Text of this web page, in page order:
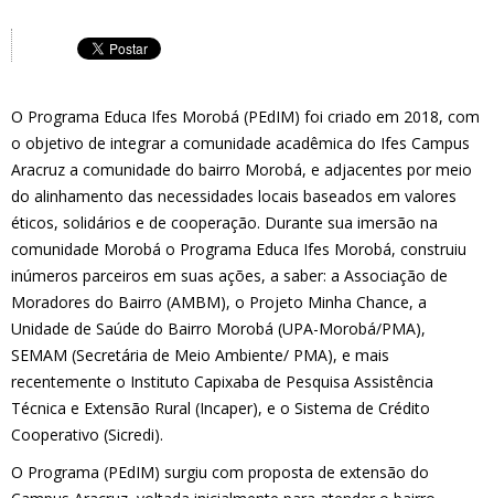
O Programa Educa Ifes Morobá (PEdIM) foi criado em 2018, com
o objetivo de integrar a comunidade acadêmica do Ifes Campus
Aracruz a comunidade do bairro Morobá, e adjacentes por meio
do alinhamento das necessidades locais baseados em valores
éticos, solidários e de cooperação. Durante sua imersão na
comunidade Morobá o Programa Educa Ifes Morobá, construiu
inúmeros parceiros em suas ações, a saber: a Associação de
Moradores do Bairro (AMBM), o Projeto Minha Chance, a
Unidade de Saúde do Bairro Morobá (UPA-Morobá/PMA),
SEMAM (Secretária de Meio Ambiente/ PMA), e mais
recentemente o Instituto Capixaba de Pesquisa Assistência
Técnica e Extensão Rural (Incaper), e o Sistema de Crédito
Cooperativo (Sicredi).
O Programa (PEdIM) surgiu com proposta de extensão do